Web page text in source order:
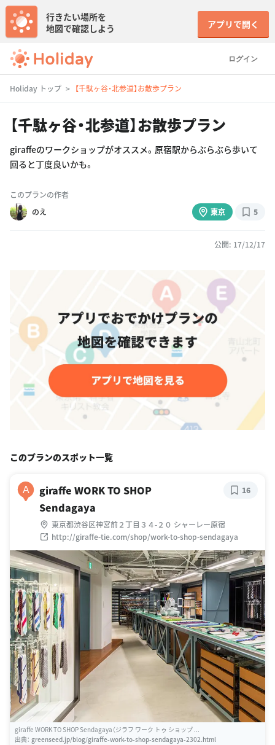
ログイン
行きたい場所を
地図で確認しよう
アプリで開く
Holiday トップ 【千駄ヶ谷・北参道】お散歩プラン
【千駄ヶ谷・北参道】お散歩プラン
giraffeのワークショップがオススメ。原宿駅からぶらぶら歩いて
回ると丁度良いかも。
このプランの作者
のえ
東京 5
公開: 17/12/17
このプランのスポット一覧
A
giraffe WORK TO SHOP
Sendagaya
東京都渋谷区神宮前２丁目３４-２０ シャーレー原宿
http://giraffe-tie.com/shop/work-to-shop-sendagaya
16
giraffe WORK TO SHOP Sendagaya（ジラフ ワーク トゥ ショップ ...
出典： greenseed.jp/blog/giraffe-work-to-shop-sendagaya-2302.html